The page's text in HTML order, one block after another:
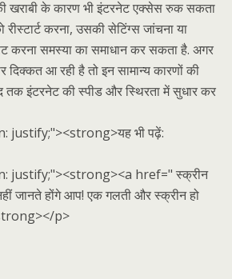
खराबी के कारण भी इंटरनेट एक्सेस रुक सकता
रीस्टार्ट करना, उसकी सेटिंग्स जांचना या
करना समस्या का समाधान कर सकता है. अगर
दिक्कत आ रही है तो इन सामान्य कारणों की
इंटरनेट की स्पीड और स्थिरता में सुधार कर
justify;"><strong>यह भी पढ़ें:
justify;"><strong><a href=" स्क्रीन
जानते होंगे आप! एक गलती और स्क्रीन हो
p>